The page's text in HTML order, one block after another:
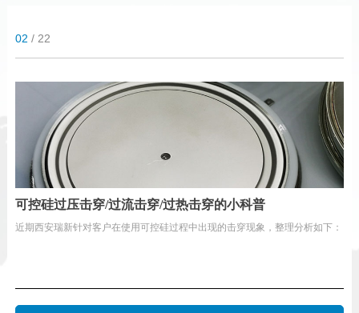
02 / 22
可控硅过压击穿/过流击穿/过热击穿的小科普
近期西安瑞新针对客户在使用可控硅过程中出现的击穿现象，整理分析如下：